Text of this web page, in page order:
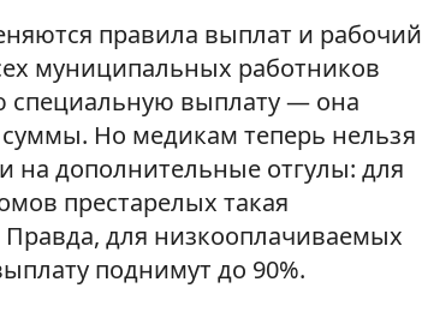
правила выплат и рабочий
муниципальных работников
специальную выплату — она
Но медикам теперь нельзя
на дополнительные отгулы: для
престарелых такая
для низкооплачиваемых
поднимут до 90%.